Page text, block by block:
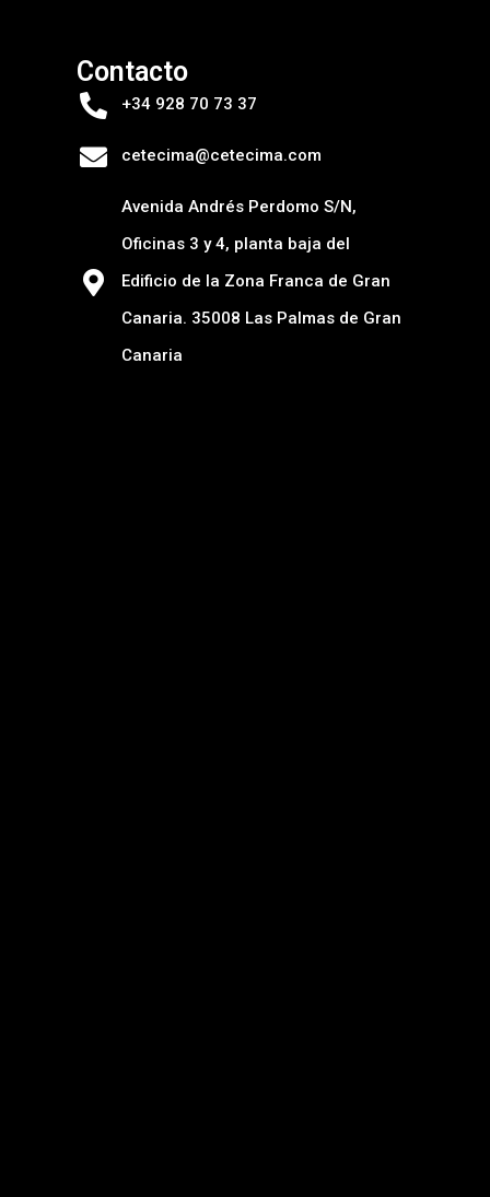
Contacto
+34 928 70 73 37
cetecima@cetecima.com
Avenida Andrés Perdomo S/N,
Oficinas 3 y 4, planta baja del
Edificio de la Zona Franca de Gran
Canaria. 35008 Las Palmas de Gran
Canaria